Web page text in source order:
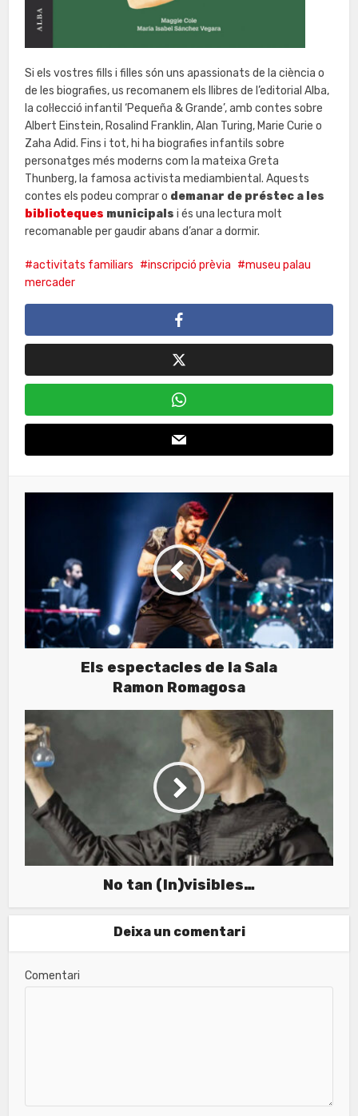
Si els vostres fills i filles són uns apassionats de la ciència o
de les biografies, us recomanem els llibres de l’editorial Alba,
la col·lecció infantil ‘Pequeña & Grande’, amb contes sobre
Albert Einstein, Rosalind Franklin, Alan Turing, Marie Curie o
Zaha Adid. Fins i tot, hi ha biografies infantils sobre
personatges més moderns com la mateixa Greta
Thunberg, la famosa activista mediambiental. Aquests
contes els podeu comprar o demanar de préstec a les
biblioteques municipals i és una lectura molt
recomanable per gaudir abans d’anar a dormir.
activitats familiars inscripció prèvia
museu palau
mercader
Els espectacles de la Sala
Ramon Romagosa
No tan (In)visibles…
Deixa un comentari
Comentari